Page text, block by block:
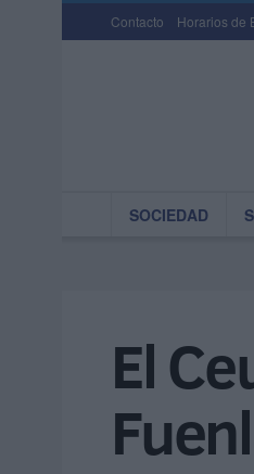
Contacto Horarios de
SOCIEDAD
El